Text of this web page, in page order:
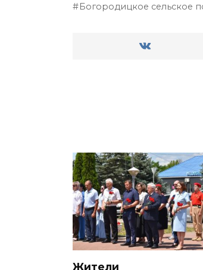
Богородицкое сельское
Жители